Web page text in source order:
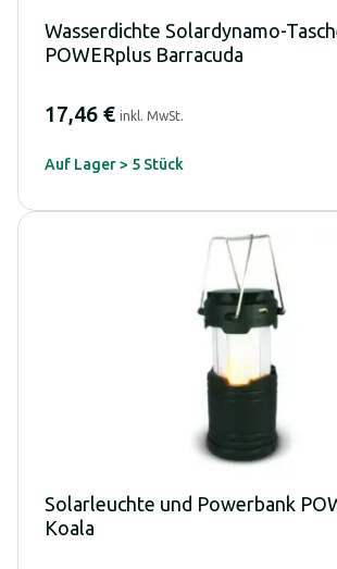
Wasserdichte Solardynamo-
POWERplus Barracuda
17,46 € inkl. MwSt.
Auf Lager > 5 Stück
Solarleuchte und Powerbank
Koala